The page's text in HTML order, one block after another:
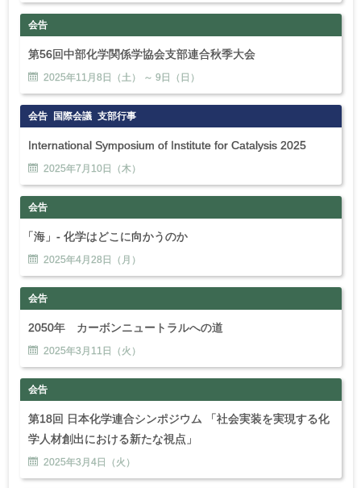
会告
第56回中部化学関係学協会支部連合秋季大会
2025年11月 8日（土） ～ 9日（日）
会告 国際会議 支部行事
International Symposium of Institute for Catalysis 2025
2025年7月 10日（木）
会告
「海」- 化学はどこに向かうのか
2025年4月 28日（月）
会告
2050年 カーボンニュートラルへの道
2025年3月 11日（火）
会告
第18回 日本化学連合シンポジウム 「社会実装を実現する化
学人材創出における新たな視点」
2025年3月 4日（火）